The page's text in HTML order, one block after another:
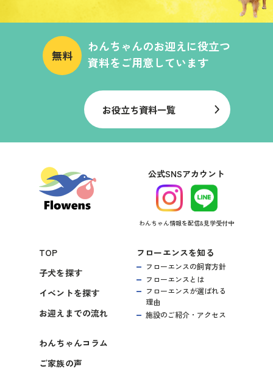
無料
わんちゃんのお迎えに役立つ
資料をご用意しています
お役立ち資料一覧
公式SNSアカウント
わんちゃん情報を配信&見学受付中
TOP
子犬を探す
イベントを探す
お迎えまでの流れ
フローエンスを知る
フローエンスの飼育方針
フローエンスとは
フローエンスが選ばれる
理由
施設のご紹介・アクセス
わんちゃんコラム
ご家族の声